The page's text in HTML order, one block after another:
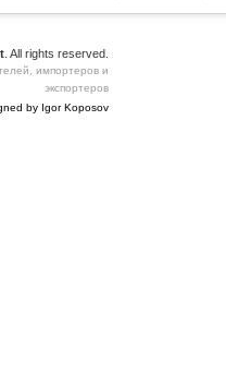
. All rights reserved.
импортеров и
экспортеров
by Igor Koposov